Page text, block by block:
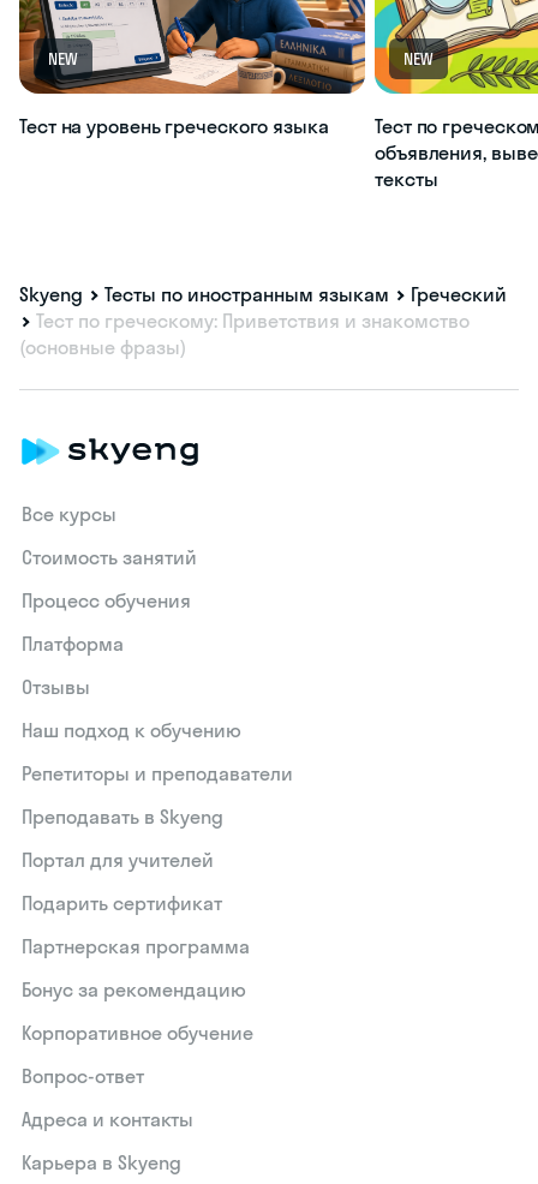
NEW
Тест на уровень греческого языка
NEW
Тест по
объявления,
тексты
Skyeng Тесты по иностранным языкам
Греческий
Тест по греческому: Приветствия и знакомство
(основные фразы)
Все курсы
Стоимость занятий
Процесс обучения
Платформа
Отзывы
Наш подход к обучению
Репетиторы и преподаватели
Преподавать в Skyeng
Портал для учителей
Подарить сертификат
Партнерская программа
Бонус за рекомендацию
Корпоративное обучение
Вопрос-ответ
Адреса и контакты
Карьера в Skyeng